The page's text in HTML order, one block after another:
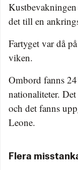
det till en
Fartyget var då
viken.
Ombord fanns
nationaliteter.
och det fanns
Leone.
Flera